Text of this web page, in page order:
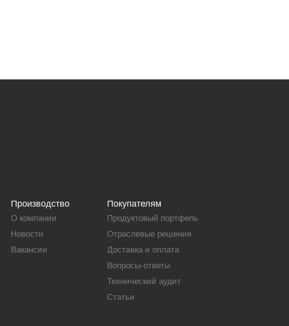
Производство
О компании
Новости
Вакансии
Покупателям
Продуктовый портфель
Отраслевые решения
Доставка и оплата
Вопросы-ответы
Технический аудит
Статьи